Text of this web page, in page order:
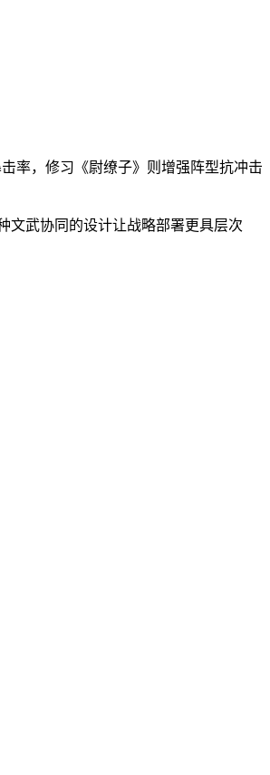
率，修习《尉缭子》则增强阵型抗冲击
文武协同的设计让战略部署更具层次